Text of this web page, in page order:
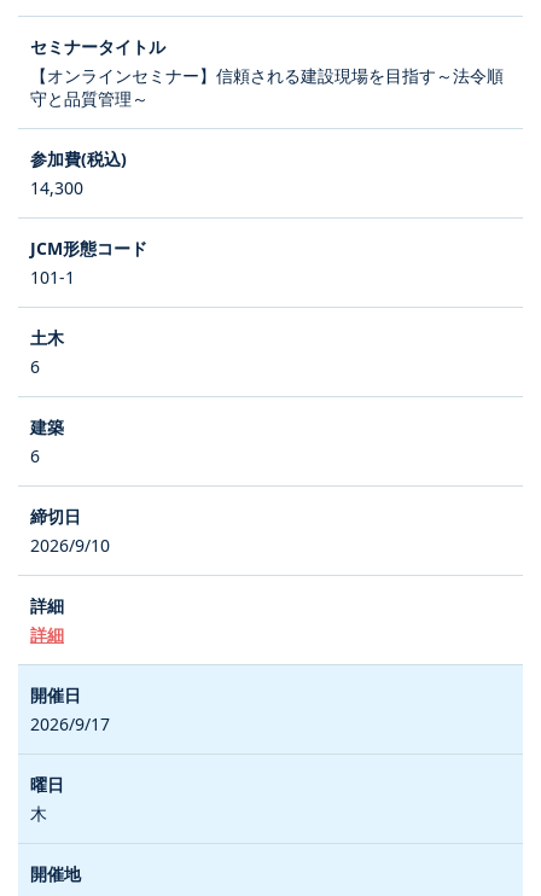
【オンラインセミナー】信頼される建設現場を目指す～法令順
守と品質管理～
14,300
101-1
6
6
2026/9/10
詳細
2026/9/17
木